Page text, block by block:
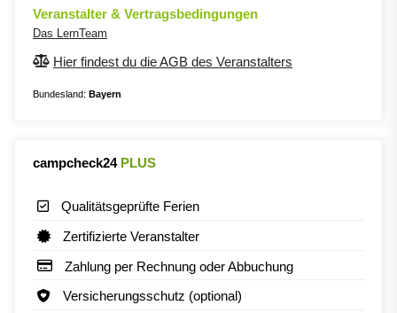
Veranstalter & Vertragsbedingungen
Das LernTeam
Hier findest du die AGB des Veranstalters
Bundesland: Bayern
campcheck24 PLUS
Qualitätsgeprüfte Ferien
Zertifizierte Veranstalter
Zahlung per Rechnung oder Abbuchung
Versicherungsschutz (optional)